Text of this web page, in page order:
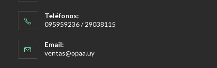
Teléfonos:
095959236 / 29038115
Email:
ventas@opaa.uySe